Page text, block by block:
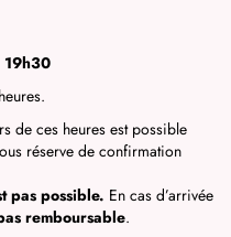
19h30
heures.
de ces heures est possible
réserve de confirmation
pas possible. En cas d’arrivée
remboursable.